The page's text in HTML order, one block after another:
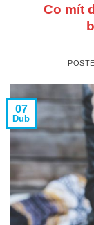
Co mít
07
Dub